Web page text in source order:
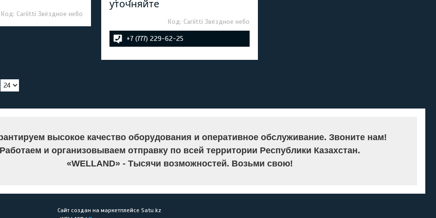
Cariitti Звёздное небо
уточняйте
Cariitti Звёздное небо
+7 (777) 229-62-25
высокое качество оборудования и оперативное обслуживание. Звоните нам!
Работаем и организовываем отправку по всей территории Республики Казахстан.
«WELLAND» - Тысячи возможностей. Возьми свою!
Сайт создан на маркетплейсе Satu.kz